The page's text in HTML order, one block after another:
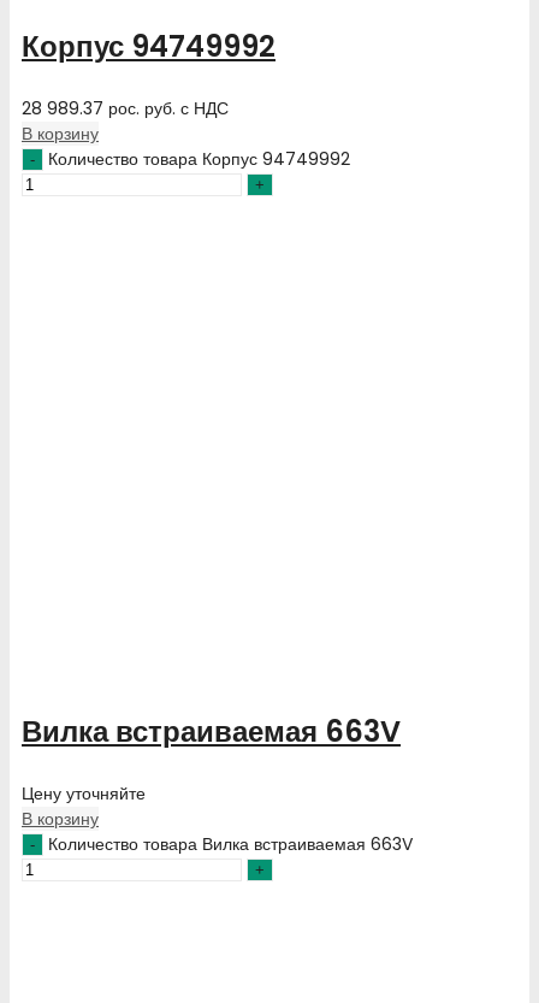
Корпус 94749992
28 989.37 рос. руб. с НДС
В корзину
Количество товара Корпус 94749992
Вилка встраиваемая 663V
Цену уточняйте
В корзину
Количество товара Вилка встраиваемая 663V